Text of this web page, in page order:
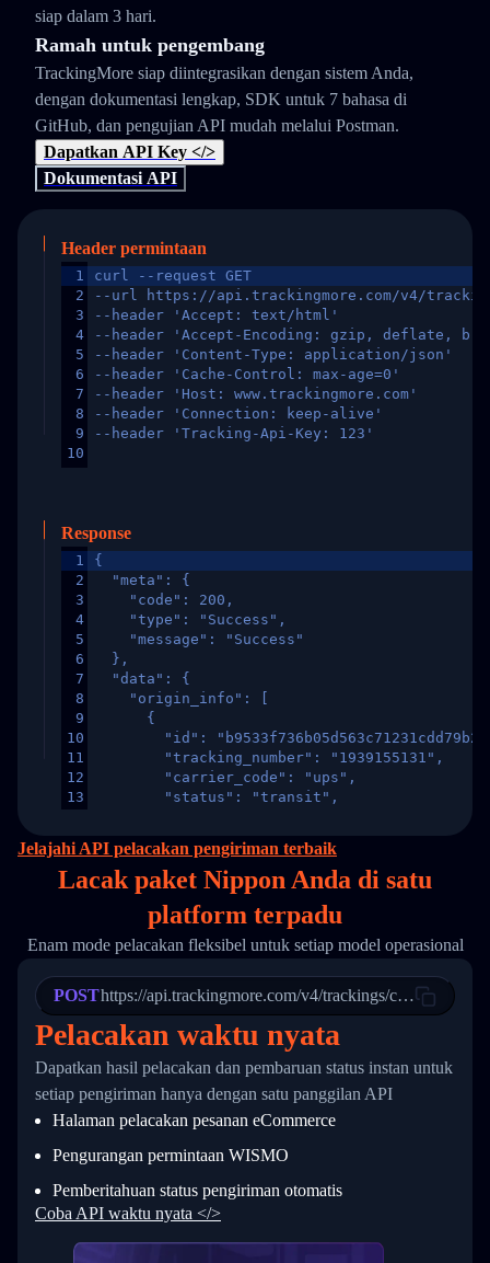
siap dalam 3 hari.
Ramah untuk pengembang
TrackingMore siap diintegrasikan dengan sistem Anda,
dengan dokumentasi lengkap, SDK untuk 7 bahasa di
GitHub, dan pengujian API mudah melalui Postman.
Dapatkan API Key </>
Dokumentasi API
Header permintaan
1
2
3
4
5
6
7
8
9
10
curl --request GET
--url https://api.trackingmore.com/v4/trackings/
--header 'Accept: text/html'
--header 'Accept-Encoding: gzip, deflate,
--header 'Content-Type: application/json'
--header 'Cache-Control: max-age=0'
--header 'Host: www.trackingmore.com'
--header 'Connection: keep-alive'
--header 'Tracking-Api-Key: 123'
Response
1
2
3
4
5
6
7
8
9
10
11
12
13
16
17
21
22
23
24
25
27
28
29
31
33
34
{
  "meta": {
    "code": 200,
    "type": "Success",
    "message": "Success"
  },
  "data": {
    "origin_info": [
      {
"id":
        "tracking_number": "1939155131",
        "carrier_code": "ups",
        "status": "transit",
        "itemTimeLength": 2,
        "weblink": "",
        "phone": null,
        "trackinfo": [
          {
            "Date": "2017-03-08 04: 22: 00",
"StatusDescription": "Departed
"Details": "Departed Facility
          },
          {
            "Date": "2017-03-06 15:28:00",
"StatusDescription": "Shipment
"Details": "BEIJING-
          }
        ]
      }
  }
}
Jelajahi API pelacakan pengiriman terbaik
Lacak paket Nippon Anda di satu
platform terpadu
Enam mode pelacakan fleksibel untuk setiap model operasional
POSThttps://api.trackingmore.com/v4/trackings/create
Pelacakan waktu nyata
Dapatkan hasil pelacakan dan pembaruan status instan untuk
setiap pengiriman hanya dengan satu panggilan API
Halaman pelacakan pesanan eCommerce
Pengurangan permintaan WISMO
Pemberitahuan status pengiriman otomatis
Coba API waktu nyata </>